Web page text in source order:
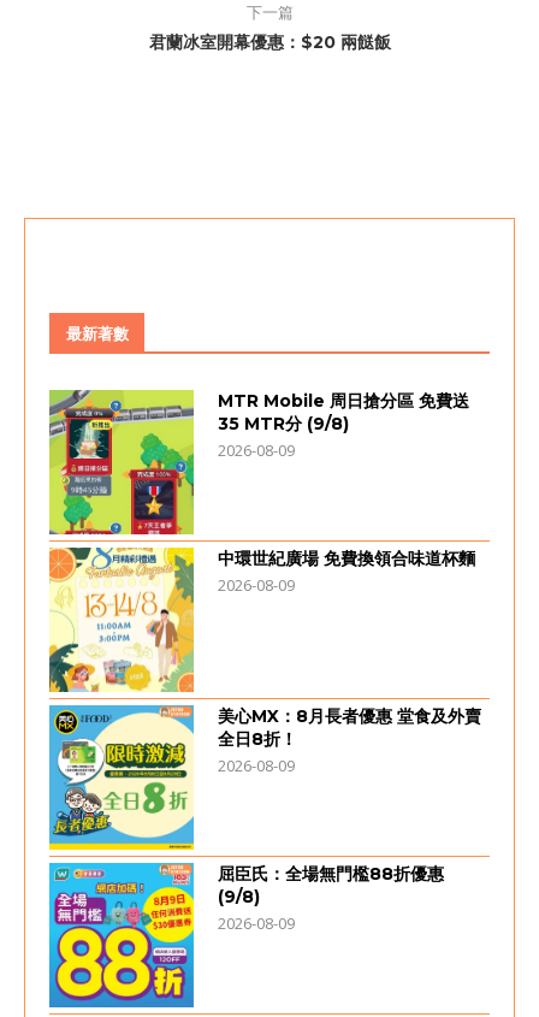
下一篇
君蘭冰室開幕優惠：$20 兩餸飯
最新著數
MTR Mobile 周日搶分區 免費送
35 MTR分 (9/8)
2026-08-09
中環世紀廣場 免費換領合味道杯麵
2026-08-09
美心MX：8月長者優惠 堂食及外賣
全日8折！
2026-08-09
屈臣氏：全場無門檻88折優惠
(9/8)
2026-08-09